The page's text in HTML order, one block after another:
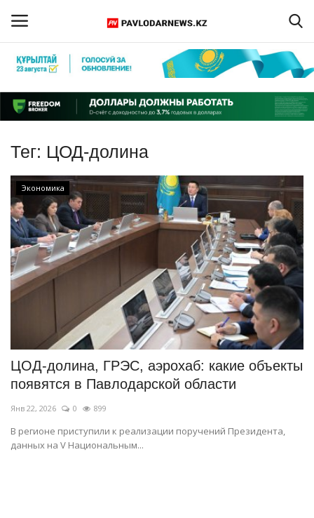
Регистрация
Главная
Обратная связь
ПАВЛОДАРСКАЯ ОБЛАСТЬ
КАЗАХСТАН
МИР
СПЕЦПРОЕКТЫ
СПОРТ
Чек-лист
РАЗВЛЕЧЕНИЯ
OFFICIAL
Тег: ЦОД-долина
Экономика
ЦОД-долина, ГРЭС, аэрохаб: какие объекты
появятся в Павлодарской области
Янв 22, 2026 0 899
В регионе приступили к реализации поручений Президента,
данных на V Национальным...